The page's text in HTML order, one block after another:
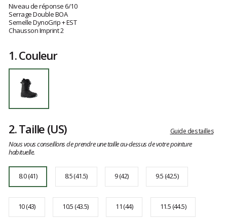
001-
8.0
8.0
avis
clients
Niveau de réponse 6/10
Serrage Double BOA
Semelle DynoGrip + EST
Chausson Imprint 2
1.Couleur
2.Taille (US) Guide des tailles
Nous vous conseillons de prendre une taille au-dessus de votre pointure
habituelle.
8.0 (41) 8.5 (41.5) 9 (42) 9.5 (42.5)
10 (43) 10.5 (43.5) 11 (44) 11.5 (44.5)